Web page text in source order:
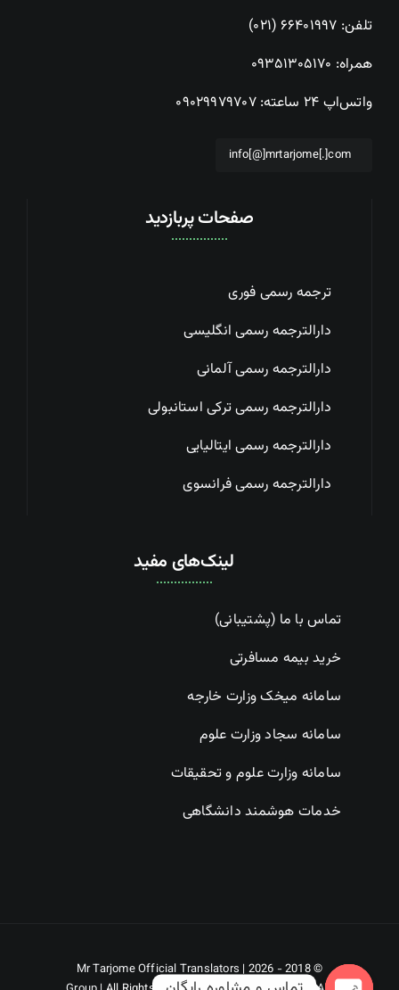
تلفن: ۶۶۴۰۱۹۹۷ (۰۲۱)
همراه: ۰۹۳۵۱۳۰۵۱۷۰
واتس‌اپ ۲۴ ساعته:
۰۹۰۲۹۹۷۹۷۰۷
info[@]mrtarjome[.]com
صفحات پربازدید
ترجمه رسمی فوری
دارالترجمه رسمی انگلیسی
دارالترجمه رسمی آلمانی
دارالترجمه رسمی ترکی استانبولی
دارالترجمه رسمی ایتالیایی
دارالترجمه رسمی فرانسوی
لینک‌های مفید
تماس با ما (پشتیبانی)
خرید بیمه مسافرتی
سامانه میخک وزارت خارجه
سامانه سجاد وزارت علوم
سامانه وزارت علوم و تحقیقات
خدمات هوشمند دانشگاهی
© 2018 - 2026 |
Mr Tarjome Official Translators